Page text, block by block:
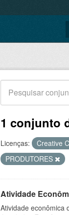
1 conjunto
Licenças: Creative
PRODUTORES
Atividade
Atividade econômica